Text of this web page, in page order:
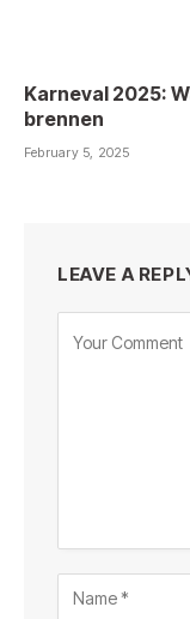
Karneval 2025:
brennen
February 5, 2025
LEAVE A